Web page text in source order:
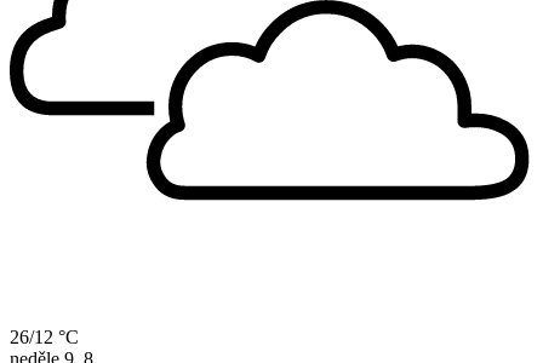
26/12 °C
neděle 9. 8.